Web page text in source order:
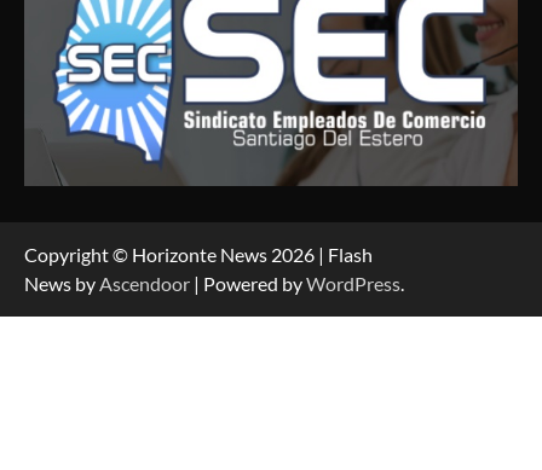
Copyright © Horizonte News 2026 | Flash
News byAscendoor | Powered byWordPress.